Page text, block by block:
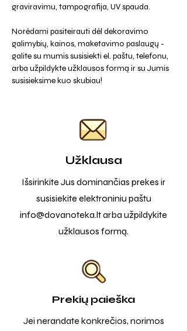
graviravimu, tampografija, UV spauda.
Norėdami pasiteirauti dėl dekoravimo
galimybių, kainos, maketavimo paslaugų -
galite su mumis susisiekti el. paštu, telefonu,
arba užpildykte užklausos formą ir su Jumis
susisieksime kuo skubiau!
Užklausa
Išsirinkite Jus dominančias prekes ir
susisiekite elektroniniu paštu
info@dovanoteka.ltarba užpildykite
užklausos formą.
Prekių paieška
Jei nerandate konkrečios, norimos